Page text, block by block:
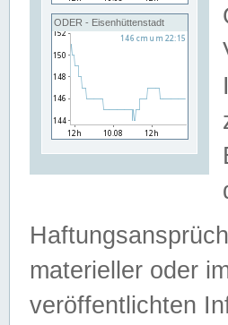
ODER - Eisenhüttenstadt
materieller oder
veröffentlichten